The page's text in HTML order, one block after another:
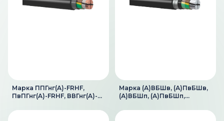
Марка ППГнг(A)-FRHF,
ПвПГнг(A)-FRHF, ВВГнг(A)-
Марка (А)ВБШв, (А)ПвБШв,
(А)ВБШп, (А)ПвБШп,
(А)ПвБШвнг(А)-LS